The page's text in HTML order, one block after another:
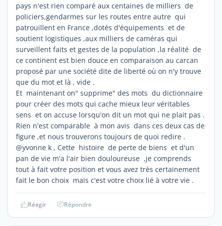
pays n'est rien comparé aux centaines de milliers de
policiers,gendarmes sur les routes entre autre qui
patrouillent en France ,dotés d'équipements et de
soutient logistiques ,aux milliers de caméras qui
surveillent faits et gestes de la population ,la réalité de
ce continent est bien douce en comparaison au carcan
proposé par une société dite de liberté où on n'y trouve
que du mot et là , vide .
Et maintenant on" supprime" des mots du dictionnaire
pour créer des mots qui cache mieux leur véritables
sens et on accuse lorsqu'on dit un mot qui ne plait pas .
Rien n'est comparable à mon avis dans ces deux cas de
figure ,et nous trouverons toujours de quoi redire .
@yvonne k , Cette histoire de perte de biens et d'un
pan de vie m'a l'air bien douloureuse ,je comprends
tout à fait votre position et vous avez très certainement
fait le bon choix mais c'est votre choix lié à votre vie .
Réagir Répondre